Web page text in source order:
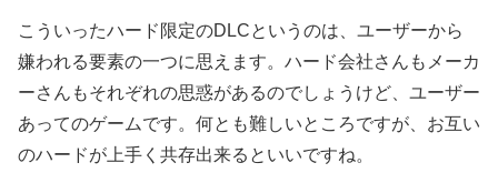
こういったハード限定のDLCというのは、ユーザーから
嫌われる要素の一つに思えます。ハード会社さんもメーカ
ーさんもそれぞれの思惑があるのでしょうけど、ユーザー
あってのゲームです。何とも難しいところですが、お互い
のハードが上手く共存出来るといいですね。